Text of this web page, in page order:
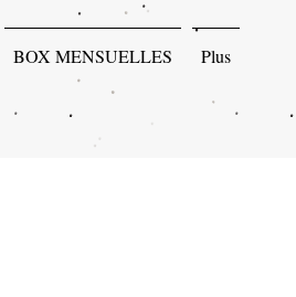
BOX MENSUELLES Plus